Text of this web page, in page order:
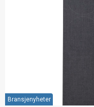
Bransjenyheter